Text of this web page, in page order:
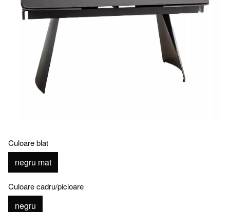
Culoare blat
negru mat
Culoare cadru/picioare
negru